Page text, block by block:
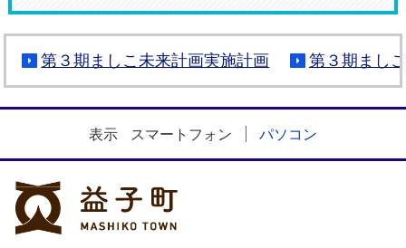
第３期ましこ未来計画実施計画 第３期まし
表示 スマートフォン パソコン